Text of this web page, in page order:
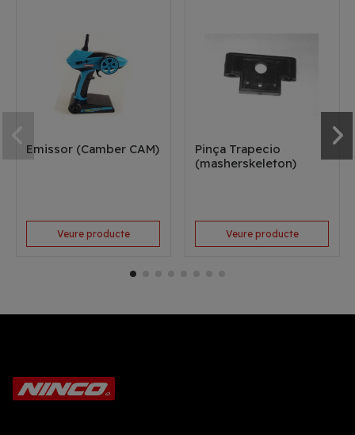
Emissor (Camber CAM)
Veure producte
Pinça Trapecio
(masherskeleton)
Veure producte